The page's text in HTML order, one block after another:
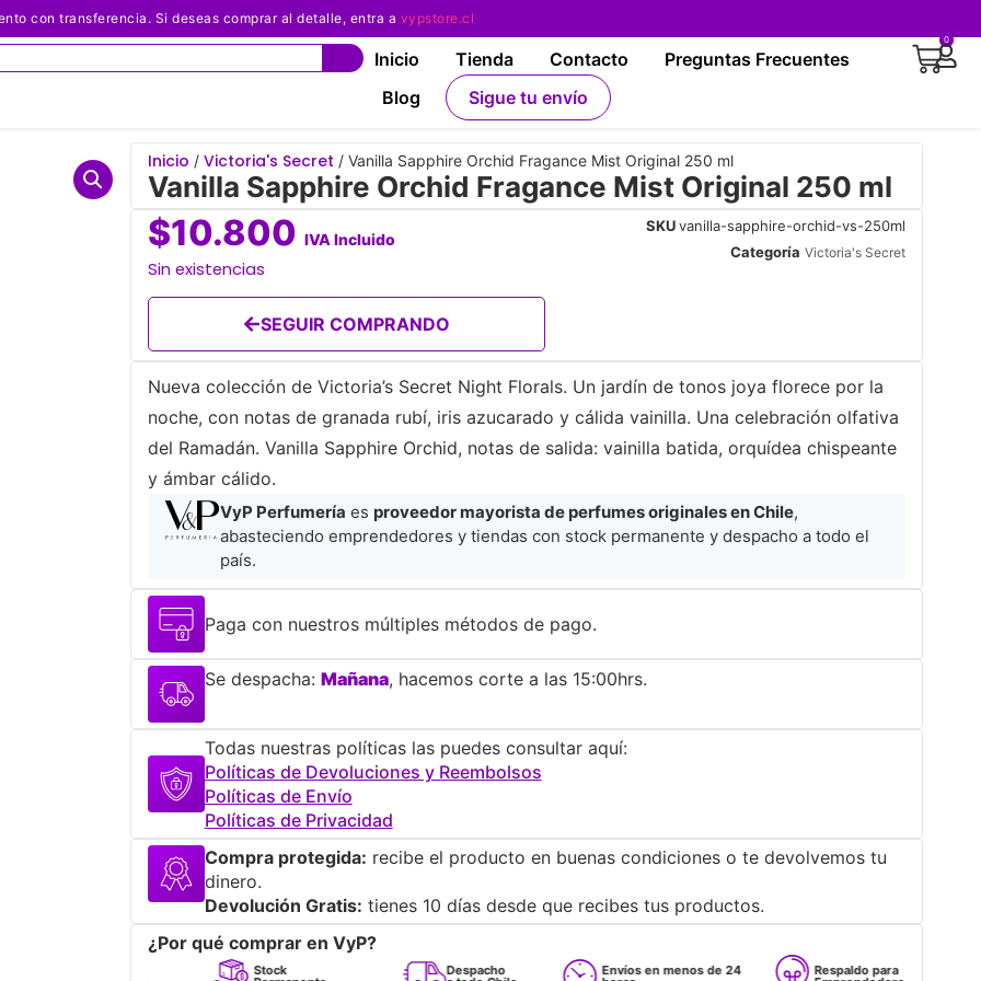
con transferencia. Si deseas comprar al detalle, entra a vypstore.cl
Inicio Tienda Contacto
Preguntas Frecuentes
Blog
Sigue tu envío
0
Inicio / Victoria's Secret / Vanilla Sapphire Orchid Fragance Mist Original 250 ml
Vanilla Sapphire Orchid Fragance Mist Original 250 ml
$10.800 IVA Incluido
Sin existencias
SEGUIR COMPRANDO
SKUvanilla-sapphire-orchid-vs-250ml
Categoría Victoria's Secret
Nueva colección de Victoria’s Secret Night Florals. Un jardín de tonos joya florece por la
noche, con notas de granada rubí, iris azucarado y cálida vainilla. Una celebración olfativa
del Ramadán. Vanilla Sapphire Orchid, notas de salida: vainilla batida, orquídea chispeante
y ámbar cálido.
VyP Perfumería es proveedor mayorista de perfumes originales en Chile,
abasteciendo emprendedores y tiendas con stock permanente y despacho a todo el
país.
Paga con nuestros múltiples métodos de pago.
Se despacha: Mañana, hacemos corte a las 15:00hrs.
Todas nuestras políticas las puedes consultar aquí:
Políticas de Devoluciones y Reembolsos
Políticas de Envío
Políticas de Privacidad
Compra protegida: recibe el producto en buenas condiciones o te devolvemos tu
dinero.
Devolución Gratis: tienes 10 días desde que recibes tus productos.
¿Por qué comprar en VyP?
Stock Despacho Envíos en menos de 24 Respaldo para